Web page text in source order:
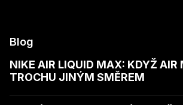
Blog
NIKE AIR LIQUID MAX: KDYŽ AIR
TROCHU JINÝM SMĚREM